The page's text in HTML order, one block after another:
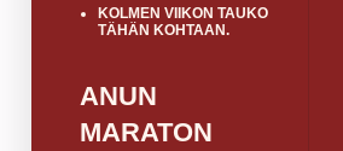
KOLMEN VIIKON TAUKO
TÄHÄN KOHTAAN.
ANUN
MARATON